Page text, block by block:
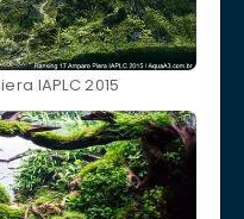
IAPLC 2015